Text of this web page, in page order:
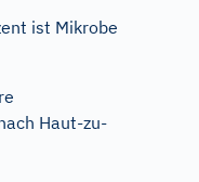
ist Mikrobe
Haut-zu-